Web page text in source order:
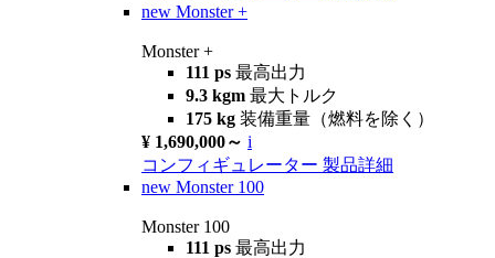
new Monster +
Monster +
111 ps 最高出力
9.3 kgm 最大トルク
175 kg 装備重量（燃料を除く）
¥ 1,690,000～ i
コンフィギュレーター 製品詳細
new Monster 100
Monster 100
111 ps 最高出力